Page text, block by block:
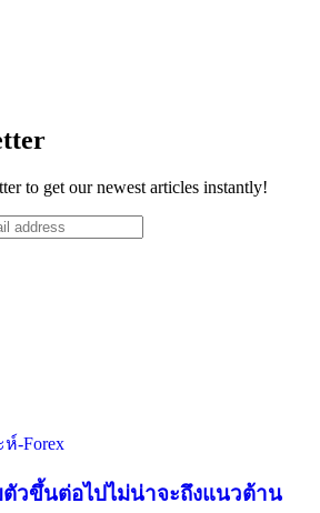
to get our newest articles instantly!
-Forex
ตัวขึ้นต่อไปไม่น่าจะถึงแนวต้าน